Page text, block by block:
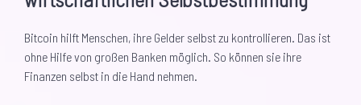
Bitcoin hilft Menschen, ihre Gelder selbst zu kontrollieren. Das ist
ohne Hilfe von großen Banken möglich. So können sie ihre
Finanzen selbst in die Hand nehmen.